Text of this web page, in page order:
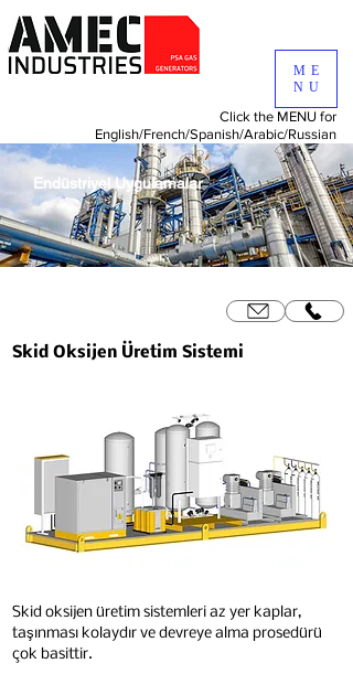
Click the MENU for
English/French/Spanish/Arabic/Russian
ME
NU
Endüstriyel Uygulamalar
Skid Oksijen Üretim Sistemi
Skid oksijen üretim sistemleri az yer kaplar,
taşınması kolaydır ve devreye alma prosedürü
çok basittir.